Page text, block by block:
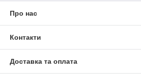
Про нас
Контакти
Доставка та оплата